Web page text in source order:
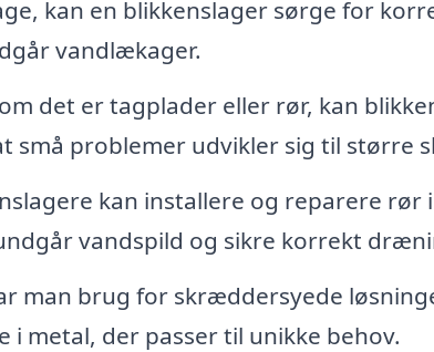
kan en blikkenslager sørge for
vandlækager.
det er tagplader eller rør, kan
problemer udvikler sig til større
kan installere og reparere rør
vandspild og sikre korrekt
man brug for skræddersyede
i metal, der passer til unikke behov.